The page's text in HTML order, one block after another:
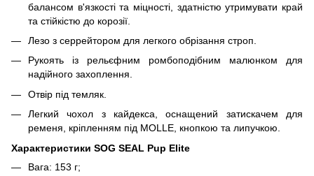
балансом в'язкості та міцності, здатністю утримувати край
та стійкістю до корозії.
Лезо з серрейтором для легкого обрізання строп.
Рукоять із рельєфним ромбоподібним малюнком для
надійного захоплення.
Отвір під темляк.
Легкий чохол з кайдекса, оснащений затискачем для
ременя, кріпленням під MOLLE, кнопкою та липучкою.
Характеристики SOG SEAL Pup Elite
Вага: 153 г;